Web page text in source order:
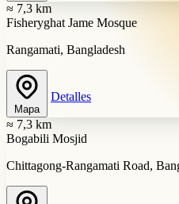
≈ 7,3 km
Fisheryghat Jame Mosque
Rangamati, Bangladesh
Mapa
Detalles
≈ 7,3 km
Bogabili Mosjid
Chittagong-Rangamati Road,